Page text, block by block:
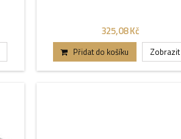
325,08 Kč
Přidat do košíku Zobrazit